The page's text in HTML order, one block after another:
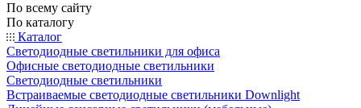
По всему сайту
По каталогу
Каталог
Светодиодные светильники для офиса
Офисные светодиодные светильники
Светодиодные светильники
Встраиваемые светодиодные светильники Downlight